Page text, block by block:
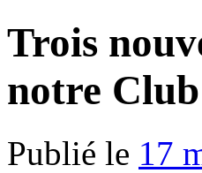
Trois
notre Club
Publié le 17